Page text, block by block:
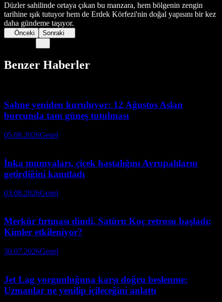
Düzler sahilinde ortaya çıkan bu manzara, hem bölgenin zengin
tarihine ışık tutuyor hem de Erdek Körfezi'nin doğal yapısını bir kez
daha gündeme taşıyor.
Önceki Sonraki
Benzer Haberler
Sahne yeniden kuruluyor: 12 Ağustos Aslan
burcunda tam güneş tutulması
05.08.2026Genel
İnka mumyaları, çiçek hastalığını Avrupalıların
getirdiğini kanıtladı
03.08.2026Genel
Merkür fırtınası dindi, Satürn Koç retrosu başladı:
Kimler etkileniyor?
30.07.2026Genel
Jet Lag yorgunluğuna karşı doğru beslenme:
Uzmanlar ne yenilip içileceğini anlattı